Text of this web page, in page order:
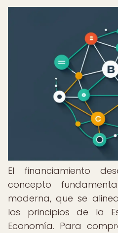
El financiamiento
concepto
moderna, que se
los principios de la
Economía. Para